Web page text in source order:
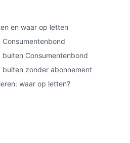
en waar op letten
Consumentenbond
zonder abonnement
waar op letten?